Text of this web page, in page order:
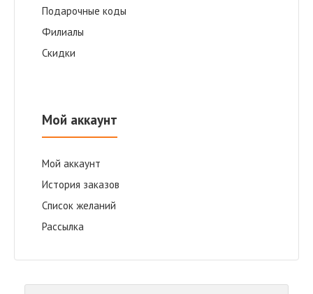
Подарочные коды
Филиалы
Скидки
Мой аккаунт
Мой аккаунт
История заказов
Список желаний
Рассылка